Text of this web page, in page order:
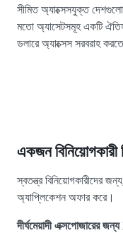
সীমিত অ্যাক্সেসযুক্ত
মতো অ্যাসেটসমূহ একটি
ডলারে অ্যাক্সেস সরবরাহ
একজন বিনিয়োগকারী
স্বতন্ত্র বিনিয়োগকারীদের
অ্যাপ্লিকেশন অফার করে।
দীর্ঘমেয়াদী এক্সপোজারের